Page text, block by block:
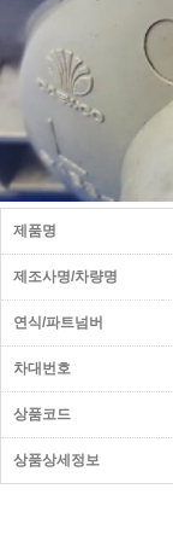
제품명
제조사명/차량명
연식/파트넘버
차대번호
상품코드
상품상세정보